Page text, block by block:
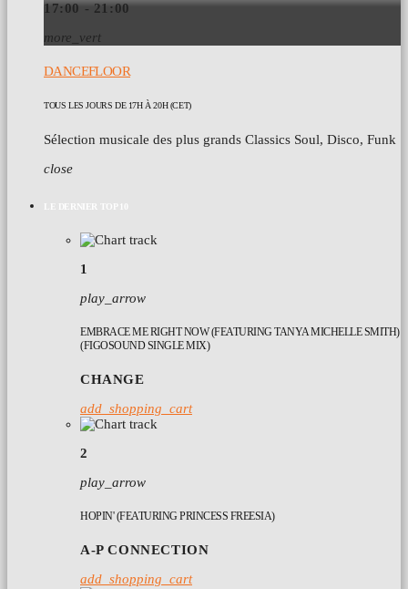
17:00 - 21:00
more_vert
DANCEFLOOR
TOUS LES JOURS DE 17H À 20H (CET)
Sélection musicale des plus grands Classics Soul, Disco, Funk
close
LE DERNIER TOP 10
1
play_arrow
EMBRACE ME RIGHT NOW (FEATURING TANYA MICHELLE SMITH)
(FIGOSOUND SINGLE MIX)
CHANGE
add_shopping_cart
2
play_arrow
HOPIN' (FEATURING PRINCESS FREESIA)
A-P CONNECTION
add_shopping_cart